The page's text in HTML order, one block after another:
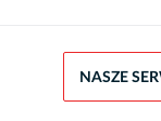
NASZE